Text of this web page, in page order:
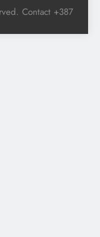
Contact +387